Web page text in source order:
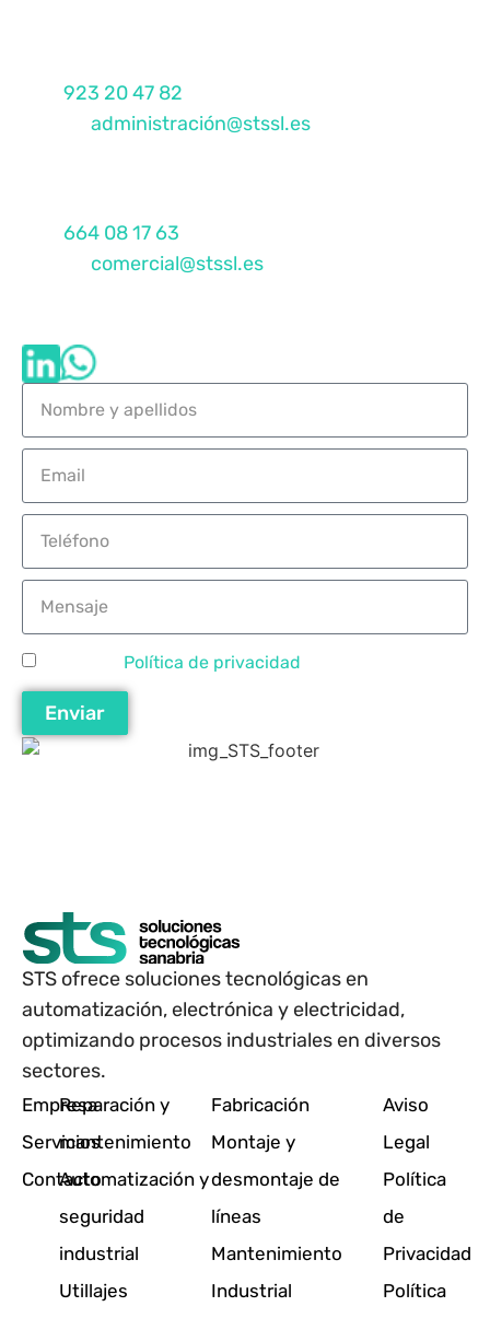
923 20 47 82
administración@stssl.es
664 08 17 63
comercial@stssl.es
Política de privacidad
Enviar
STS ofrece soluciones tecnológicas en
automatización, electrónica y electricidad,
optimizando procesos industriales en diversos
sectores.
Empresa
Servicios
Contacto
Reparación y
mantenimiento
Automatización y
seguridad
industrial
Utillajes
Fabricación
Montaje y
desmontaje de
líneas
Mantenimiento
Industrial
Aviso
Legal
Política
de
Privacidad
Política